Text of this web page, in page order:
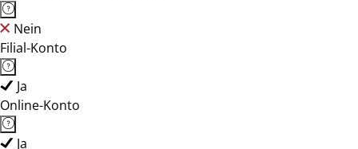
Nein
Filial-Konto
Ja
Online-Konto
Ja